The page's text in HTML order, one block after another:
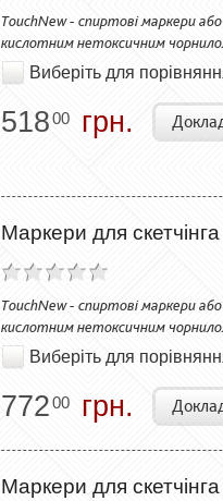
TouchNew - спиртові маркери
кислотним нетоксичним
Виберіть для
51800 грн.
Маркери для
TouchNew - спиртові маркери
кислотним нетоксичним
Виберіть для
77200 грн.
Маркери для